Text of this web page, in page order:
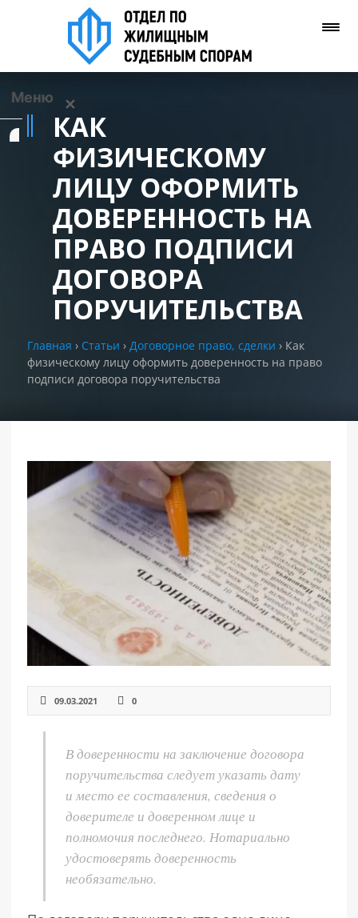
Меню ✕
Контакты
Задать вопрос
(WhatsApp)
Позвонить нам
▾
КАК
ФИЗИЧЕСКОМУ
ЛИЦУ ОФОРМИТЬ
ДОВЕРЕННОСТЬ НА
ПРАВО ПОДПИСИ
ДОГОВОРА
ПОРУЧИТЕЛЬСТВА
Главная › Статьи › Договорное право, сделки › Как
физическому лицу оформить доверенность на право
подписи договора поручительства
09.03.2021 0
В доверенности на заключение договора
поручительства следует указать дату
и место ее составления, сведения о
доверителе и доверенном лице и
полномочия последнего. Нотариально
удостоверять доверенность
необязательно.